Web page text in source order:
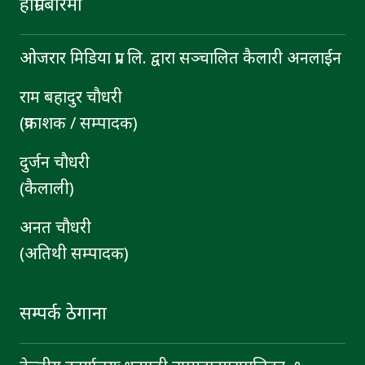
ओजरार मिडिया प्रा. लि. द्वारा सञ्चालित कैलारी अनलाईन
राम बहादुर चाैधरी
(प्रकाशक / सम्पादक)
दुर्जन चाैधरी
(कैलाली)
अनत चौधरी
(अतिथी सम्पादक)
सम्पर्क ठेगाना